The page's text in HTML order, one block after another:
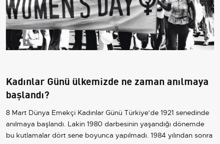
Kadınlar Günü ülkemizde ne zaman anılmaya
başlandı?
8 Mart Dünya Emekçi Kadınlar Günü Türkiye’de 1921 senedinde
anılmaya başlandı. Lakin 1980 darbesinin yaşandığı dönemde
bu kutlamalar dört sene boyunca yapılmadı. 1984 yılından sonra